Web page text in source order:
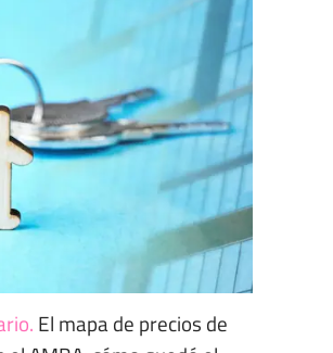
. El mapa de precios de